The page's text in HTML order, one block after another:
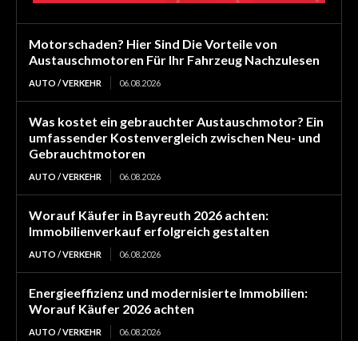
Motorschaden? Hier Sind Die Vorteile von
Austauschmotoren Für Ihr Fahrzeug Nachzulesen
AUTO / VERKEHR 06.08.2026
Was kostet ein gebrauchter Austauschmotor? Ein
umfassender Kostenvergleich zwischen Neu- und
Gebrauchtmotoren
AUTO / VERKEHR 06.08.2026
Worauf Käufer in Bayreuth 2026 achten:
Immobilienverkauf erfolgreich gestalten
AUTO / VERKEHR 06.08.2026
Energieeffizienz und modernisierte Immobilien:
Worauf Käufer 2026 achten
AUTO / VERKEHR 06.08.2026